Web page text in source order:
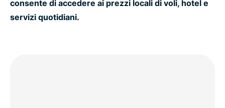
consente di accedere ai prezzi locali di voli, hotel e
servizi quotidiani.